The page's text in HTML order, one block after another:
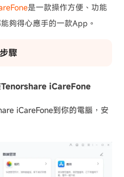
是一款操作方便、功能
夠得心應手的一款App。
驟
Tenorshare iCareFone
iCareFone到你的電腦，安